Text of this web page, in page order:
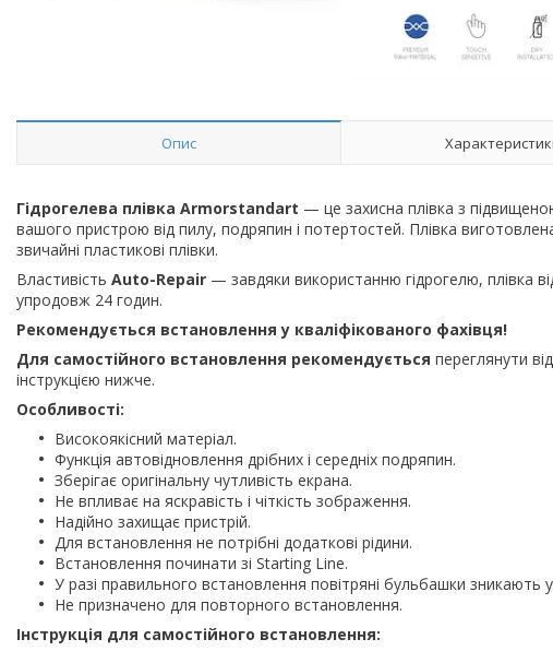
Опис
Гідрогелева плівка Armorstandart — це захисна плівка з
вашого пристрою від пилу, подряпин і потертостей. Плівка
звичайні пластикові плівки.
Властивість Auto-Repair — завдяки використанню гідрогелю, плівка
упродовж 24 годин.
Рекомендується встановлення у кваліфікованого фахівця!
Для самостійного встановлення рекомендується переглянути
інструкцією нижче.
Особливості:
Високоякісний матеріал.
Функція автовідновлення дрібних і середніх подряпин.
Зберігає оригінальну чутливість екрана.
Не впливає на яскравість і чіткість зображення.
Надійно захищає пристрій.
Для встановлення не потрібні додаткові рідини.
Встановлення починати зі Starting Line.
У разі правильного встановлення повітряні бульбашки зникають
Не призначено для повторного встановлення.
Інструкція для самостійного встановлення: